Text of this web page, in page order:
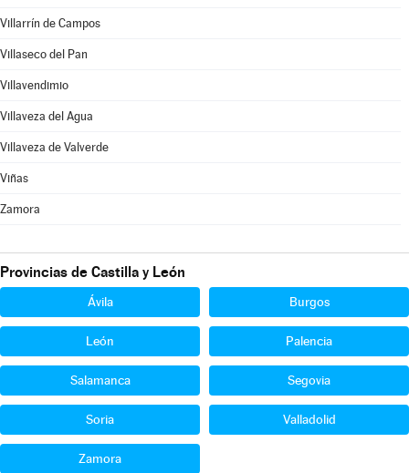
Villarrín de Campos
Villaseco del Pan
Villavendimio
Villaveza del Agua
Villaveza de Valverde
Viñas
Zamora
Provincias de Castilla y León
Ávila Burgos
León Palencia
Salamanca Segovia
Soria Valladolid
Zamora